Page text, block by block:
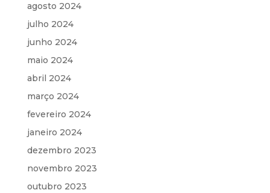
agosto 2024
julho 2024
junho 2024
maio 2024
abril 2024
março 2024
fevereiro 2024
janeiro 2024
dezembro 2023
novembro 2023
outubro 2023